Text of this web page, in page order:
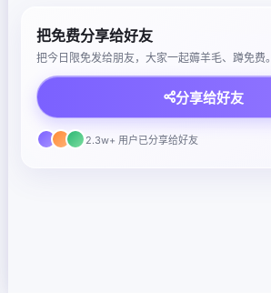
把免费分享给好友
把今日限免发给朋友，大家一起薅羊毛、蹲免费。
分享给好友
2.3w+ 用户已分享给好友